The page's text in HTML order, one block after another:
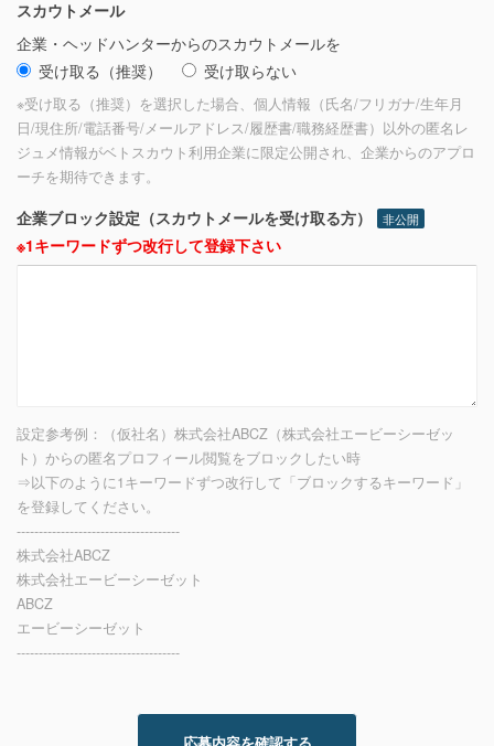
スカウトメール
企業・ヘッドハンターからのスカウトメールを
受け取る（推奨）
受け取らない
※受け取る（推奨）を選択した場合、個人情報（氏名/フリガナ/生年月
日/現住所/電話番号/メールアドレス/履歴書/職務経歴書）以外の匿名レ
ジュメ情報がベトスカウト利用企業に限定公開され、企業からのアプロ
ーチを期待できます。
企業ブロック設定（スカウトメールを受け取る方） 非公開
※1キーワードずつ改行して登録下さい
設定参考例：（仮社名）株式会社ABCZ（株式会社エービーシーゼッ
ト）からの匿名プロフィール閲覧をブロックしたい時
⇒以下のように1キーワードずつ改行して「ブロックするキーワード」
を登録してください。
-------------------------------------
株式会社ABCZ
株式会社エービーシーゼット
ABCZ
エービーシーゼット
-------------------------------------